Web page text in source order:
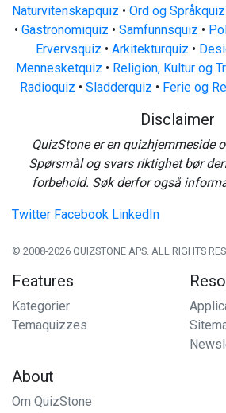
Naturvitenskapquiz • Ord og Språkquiz
• Gastronomiquiz • Samfunnsquiz •
Ervervsquiz • Arkitekturquiz •
Mennesketquiz • Religion, Kultur og
Radioquiz • Sladderquiz • Ferie og
Disclaimer
QuizStone er en quizhjemmeside
Spørsmål og svars riktighet bør
forbehold. Søk derfor også
Twitter Facebook LinkedIn
© 2008-2026 QUIZSTONE APS. ALL RIGHTS
Features
Kategorier
Temaquizzes
About
Om QuizStone